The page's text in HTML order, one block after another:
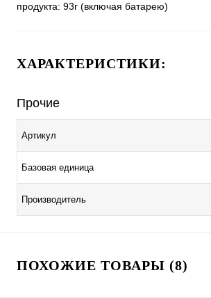
продукта: 93г (включая батарею)
ХАРАКТЕРИСТИКИ:
Прочие
Артикул
Базовая единица
Производитель
ПОХОЖИЕ ТОВАРЫ (8)